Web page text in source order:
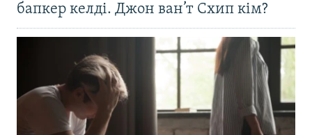
бапкер келді. Джон ван’т Схип кім?